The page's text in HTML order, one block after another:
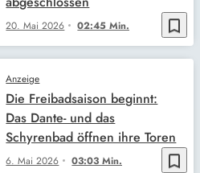
bookmark_border
20. Mai 2026 02:45 Min.
bookmark_border
Anzeige
6. Mai 2026 03:03 Min.
Die Freibadsaison beginnt:
Das Dante- und das
Schyrenbad öffnen ihre Toren